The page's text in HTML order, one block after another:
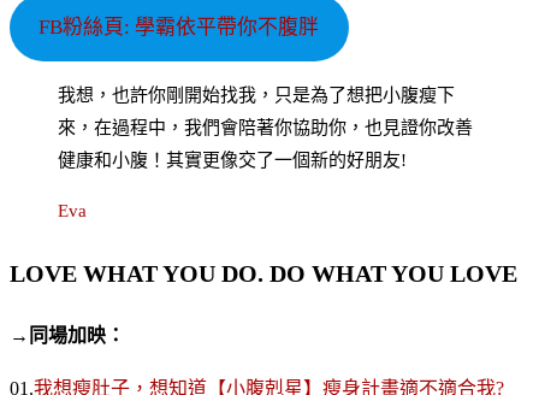
FB粉絲頁: 學霸依平帶你不腹胖
我想，也許你剛開始找我，只是為了想把小腹瘦下
來，在過程中，我們會陪著你協助你，也見證你改善
健康和小腹！其實更像交了一個新的好朋友!
Eva
LOVE WHAT YOU DO. DO WHAT YOU LOVE
→同場加映：
01.我想瘦肚子，想知道【小腹剋星】瘦身計畫適不適合我?